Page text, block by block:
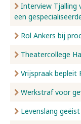
Interview Tjalling
een
Rol Ankers bij
Theatercollege
Vrijspraak bepleit
Werkstraf voor
Levenslang